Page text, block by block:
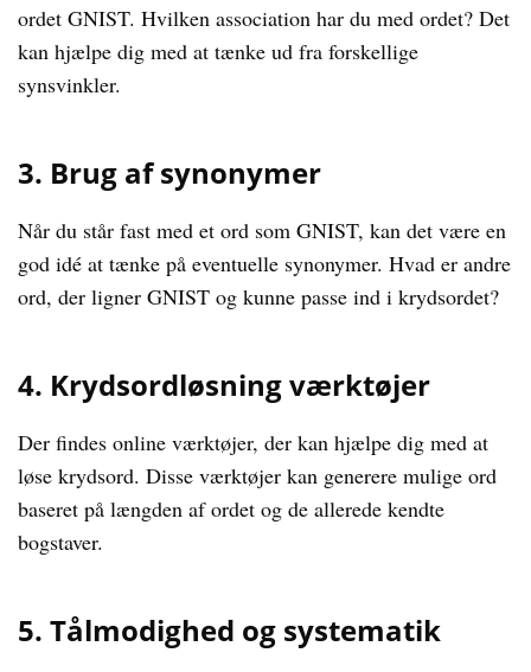
ordet GNIST. Hvilken association har du med ordet? Det
kan hjælpe dig med at tænke ud fra forskellige
synsvinkler.
3. Brug af synonymer
Når du står fast med et ord som GNIST, kan det være en
god idé at tænke på eventuelle synonymer. Hvad er andre
ord, der ligner GNIST og kunne passe ind i krydsordet?
4. Krydsordløsning værktøjer
Der findes online værktøjer, der kan hjælpe dig med at
løse krydsord. Disse værktøjer kan generere mulige ord
baseret på længden af ordet og de allerede kendte
bogstaver.
5. Tålmodighed og systematik